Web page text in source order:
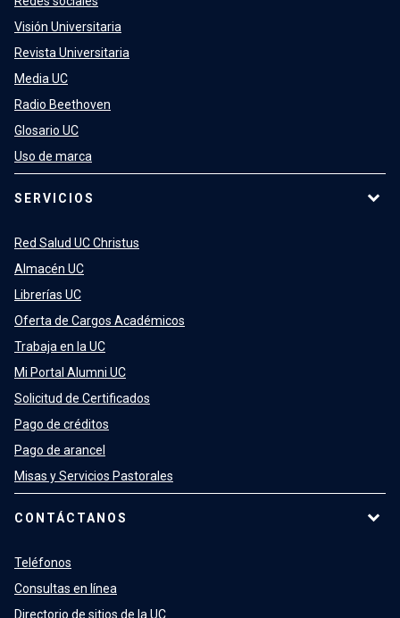
Visión Universitaria
Revista Universitaria
Media UC
Radio Beethoven
Glosario UC
Uso de marca
SERVICIOS
Red Salud UC Christus
Almacén UC
Librerías UC
Oferta de Cargos Académicos
Trabaja en la UC
Mi Portal Alumni UC
Solicitud de Certificados
Pago de créditos
Pago de arancel
Misas y Servicios Pastorales
CONTÁCTANOS
Teléfonos
Consultas en línea
Directorio de sitios de la UC